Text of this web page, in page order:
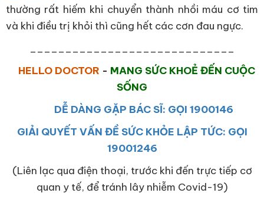
thường rất hiếm khi chuyển thành nhồi máu cơ tim
và khi điều trị khỏi thì cũng hết các cơn đau ngực.
HELLO DOCTOR - MANG SỨC KHOẺ ĐẾN CUỘC
SỐNG
DỄ DÀNG GẶP BÁC SĨ: GỌI 1900146
GIẢI QUYẾT VẤN ĐỀ SỨC KHỎE LẬP TỨC: GỌI
19001246
(Liên lạc qua điện thoại, trước khi đến trực tiếp cơ
quan y tế, để tránh lây nhiễm Covid-19)